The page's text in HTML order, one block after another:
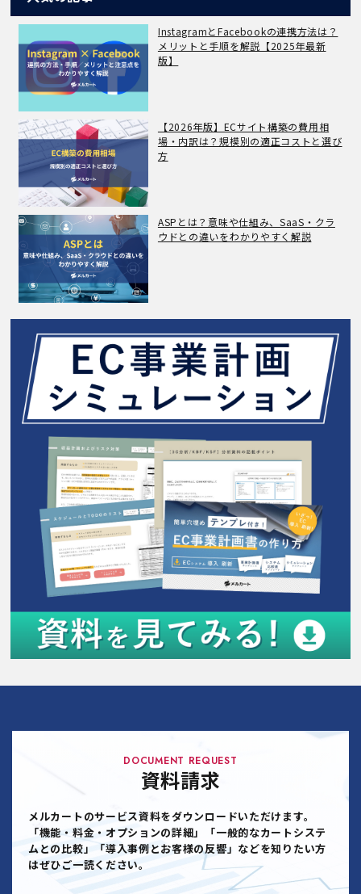
InstagramとFacebookの連携方法は？
メリットと手順を解説【2025年最新
版】
【2026年版】ECサイト構築の費用相
場・内訳は？規模別の適正コストと選び
方
ASPとは？意味や仕組み、SaaS・クラ
ウドとの違いをわかりやすく解説
DOCUMENT REQUEST
資料請求
メルカートのサービス資料をダウンロードいただけます。
「機能・料金・オプションの詳細」「一般的なカートシステ
ムとの比較」「導入事例とお客様の反響」などを知りたい方
はぜひご一読ください。